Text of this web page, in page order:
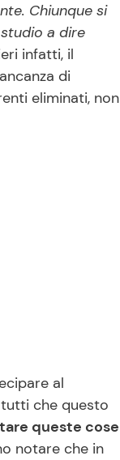
Chiunque si
a dire
infatti, il
di
eliminati, non
al
che questo
queste cose
notare che in